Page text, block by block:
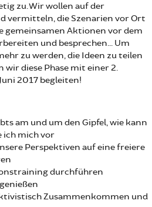
zu. Wir wollen auf der
vermitteln, die Szenarien vor Ort
gemeinsamen Aktionen vor dem
und besprechen... Um
zu werden, die Ideen zu teilen
diese Phase mit einer 2.
2017 begleiten!
am und um den Gipfel, wie kann
ich mich vor
Perspektiven auf eine freiere
durchführen
Zusammenkommen und